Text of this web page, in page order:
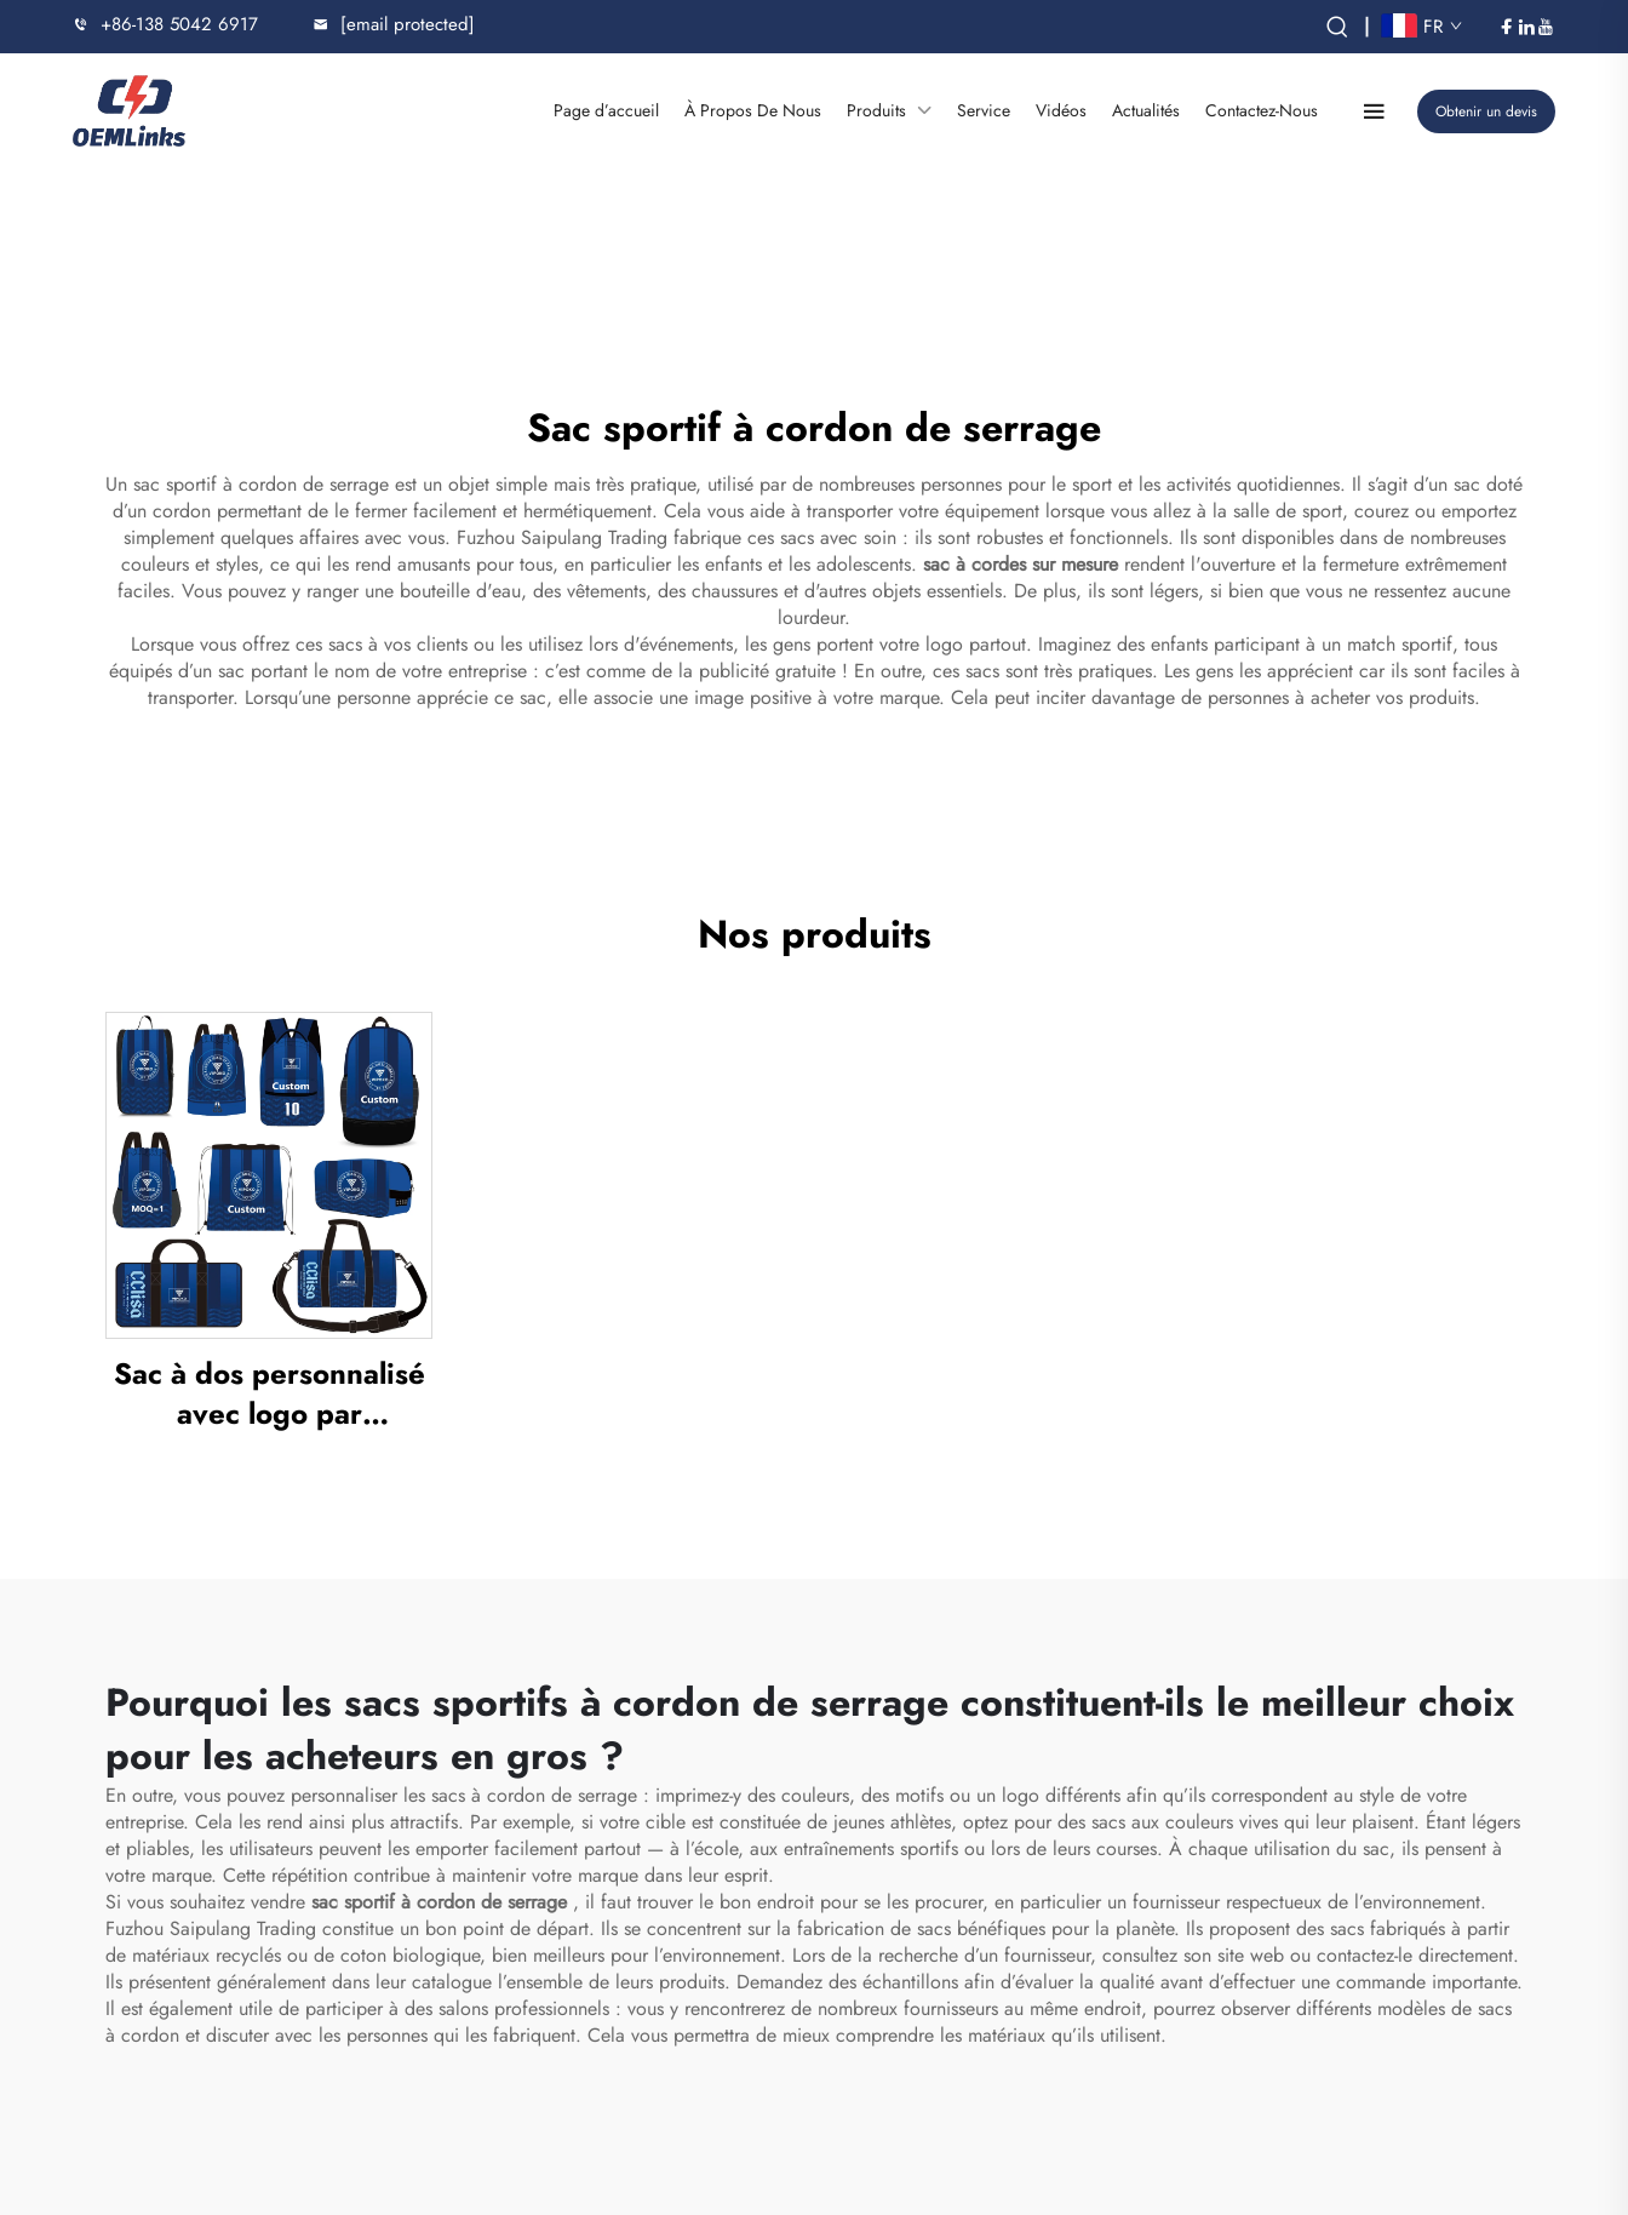
+86-138 5042 6917 [email protected] | FR
Page d’accueil À Propos De Nous Produits Service Vidéos Actualités Contactez-Nous Obtenir un devis
Sac sportif à cordon de serrage
Un sac sportif à cordon de serrage est un objet simple mais très pratique, utilisé par de nombreuses personnes pour le sport et les activités quotidiennes. Il s’agit d’un sac doté
d’un cordon permettant de le fermer facilement et hermétiquement. Cela vous aide à transporter votre équipement lorsque vous allez à la salle de sport, courez ou emportez
simplement quelques affaires avec vous. Fuzhou Saipulang Trading fabrique ces sacs avec soin : ils sont robustes et fonctionnels. Ils sont disponibles dans de nombreuses
couleurs et styles, ce qui les rend amusants pour tous, en particulier les enfants et les adolescents. sac à cordes sur mesure rendent l'ouverture et la fermeture extrêmement
faciles. Vous pouvez y ranger une bouteille d'eau, des vêtements, des chaussures et d'autres objets essentiels. De plus, ils sont légers, si bien que vous ne ressentez aucune
lourdeur.
Lorsque vous offrez ces sacs à vos clients ou les utilisez lors d'événements, les gens portent votre logo partout. Imaginez des enfants participant à un match sportif, tous
équipés d’un sac portant le nom de votre entreprise : c’est comme de la publicité gratuite ! En outre, ces sacs sont très pratiques. Les gens les apprécient car ils sont faciles à
transporter. Lorsqu’une personne apprécie ce sac, elle associe une image positive à votre marque. Cela peut inciter davantage de personnes à acheter vos produits.
Nos produits
Sac à dos personnalisé
avec logo par
sac de voyage pour
chaussures
Pourquoi les sacs sportifs à cordon de serrage constituent-ils le meilleur choix
pour les acheteurs en gros ?
En outre, vous pouvez personnaliser les sacs à cordon de serrage : imprimez-y des couleurs, des motifs ou un logo différents afin qu’ils correspondent au style de votre
entreprise. Cela les rend ainsi plus attractifs. Par exemple, si votre cible est constituée de jeunes athlètes, optez pour des sacs aux couleurs vives qui leur plaisent. Étant légers
et pliables, les utilisateurs peuvent les emporter facilement partout — à l’école, aux entraînements sportifs ou lors de leurs courses. À chaque utilisation du sac, ils pensent à
votre marque. Cette répétition contribue à maintenir votre marque dans leur esprit.
Si vous souhaitez vendre sac sportif à cordon de serrage , il faut trouver le bon endroit pour se les procurer, en particulier un fournisseur respectueux de l’environnement.
Fuzhou Saipulang Trading constitue un bon point de départ. Ils se concentrent sur la fabrication de sacs bénéfiques pour la planète. Ils proposent des sacs fabriqués à partir
de matériaux recyclés ou de coton biologique, bien meilleurs pour l’environnement. Lors de la recherche d’un fournisseur, consultez son site web ou contactez-le directement.
Ils présentent généralement dans leur catalogue l’ensemble de leurs produits. Demandez des échantillons afin d’évaluer la qualité avant d’effectuer une commande importante.
Il est également utile de participer à des salons professionnels : vous y rencontrerez de nombreux fournisseurs au même endroit, pourrez observer différents modèles de sacs
à cordon et discuter avec les personnes qui les fabriquent. Cela vous permettra de mieux comprendre les matériaux qu’ils utilisent.